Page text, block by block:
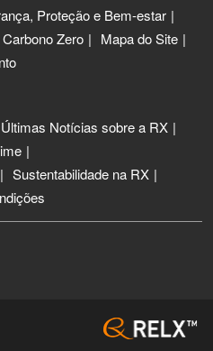
Proteção e Bem-estar
Zero
Mapa do Site
Últimas Notícias sobre a RX
Sustentabilidade na RX